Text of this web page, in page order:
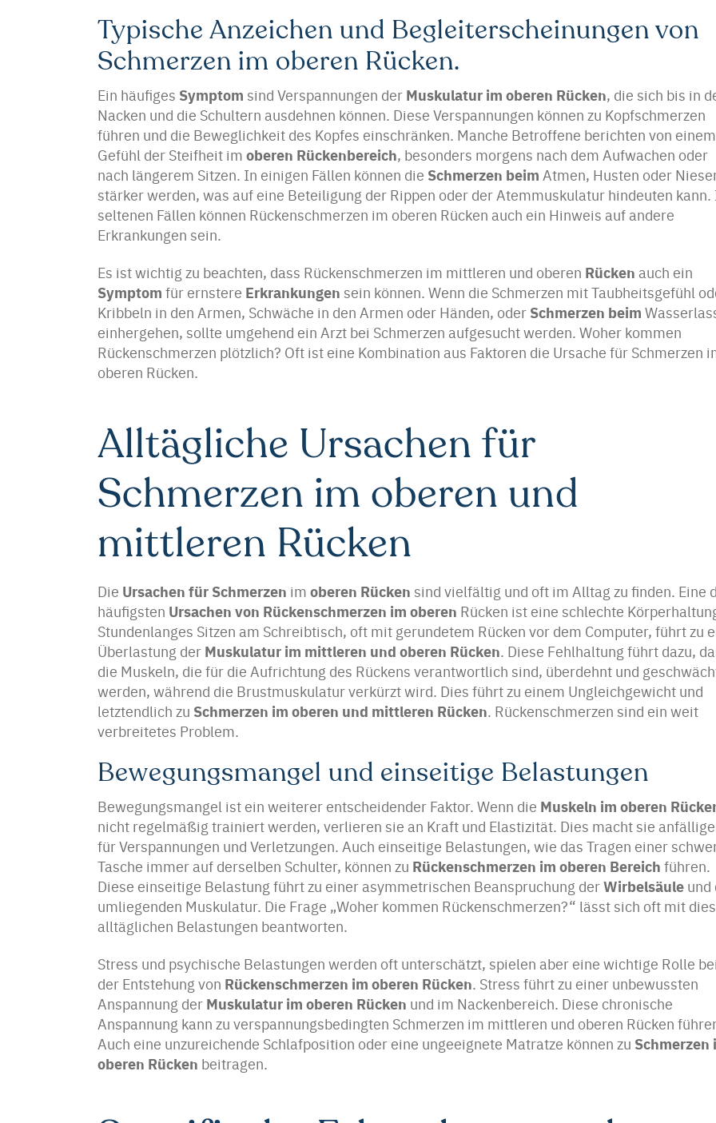
Typische Anzeichen und Begleiterscheinungen von
Schmerzen im oberen Rücken.
Ein häufiges Symptom sind Verspannungen der Muskulatur im oberen Rücken, die sich bis in
Nacken und die Schultern ausdehnen können. Diese Verspannungen können zu Kopfschmerzen
führen und die Beweglichkeit des Kopfes einschränken. Manche Betroffene berichten von einem
Gefühl der Steifheit im oberen Rückenbereich, besonders morgens nach dem Aufwachen oder
nach längerem Sitzen. In einigen Fällen können die Schmerzen beim Atmen, Husten oder
stärker werden, was auf eine Beteiligung der Rippen oder der Atemmuskulatur hindeuten kann.
seltenen Fällen können Rückenschmerzen im oberen Rücken auch ein Hinweis auf andere
Erkrankungen sein.
Es ist wichtig zu beachten, dass Rückenschmerzen im mittleren und oberen Rücken auch ein
Symptom für ernstere Erkrankungen sein können. Wenn die Schmerzen mit Taubheitsgefühl
Kribbeln in den Armen, Schwäche in den Armen oder Händen, oder Schmerzen beim
einhergehen, sollte umgehend ein Arzt bei Schmerzen aufgesucht werden. Woher kommen
Rückenschmerzen plötzlich? Oft ist eine Kombination aus Faktoren die Ursache für Schmerzen
oberen Rücken.
Alltägliche Ursachen für
Schmerzen im oberen und
mittleren Rücken
Die Ursachen für Schmerzen im oberen Rücken sind vielfältig und oft im Alltag zu finden. Eine
häufigsten Ursachen von Rückenschmerzen im oberen Rücken ist eine schlechte
Stundenlanges Sitzen am Schreibtisch, oft mit gerundetem Rücken vor dem Computer, führt zu
Überlastung der Muskulatur im mittleren und oberen Rücken. Diese Fehlhaltung führt dazu,
die Muskeln, die für die Aufrichtung des Rückens verantwortlich sind, überdehnt und
werden, während die Brustmuskulatur verkürzt wird. Dies führt zu einem Ungleichgewicht und
letztendlich zu Schmerzen im oberen und mittleren Rücken. Rückenschmerzen sind ein weit
verbreitetes Problem.
Bewegungsmangel und einseitige Belastungen
Bewegungsmangel ist ein weiterer entscheidender Faktor. Wenn die Muskeln im oberen
nicht regelmäßig trainiert werden, verlieren sie an Kraft und Elastizität. Dies macht sie
für Verspannungen und Verletzungen. Auch einseitige Belastungen, wie das Tragen einer
Tasche immer auf derselben Schulter, können zu Rückenschmerzen im oberen Bereich führen.
Diese einseitige Belastung führt zu einer asymmetrischen Beanspruchung derWirbelsäule und
umliegenden Muskulatur. Die Frage „Woher kommen Rückenschmerzen?“ lässt sich oft mit
alltäglichen Belastungen beantworten.
Stress und psychische Belastungen werden oft unterschätzt, spielen aber eine wichtige Rolle bei
der Entstehung von Rückenschmerzen im oberen Rücken. Stress führt zu einer unbewussten
Anspannung der Muskulatur im oberen Rücken und im Nackenbereich. Diese chronische
Anspannung kann zu verspannungsbedingten Schmerzen im mittleren und oberen Rücken
Auch eine unzureichende Schlafposition oder eine ungeeignete Matratze können zu Schmerzen
oberen Rücken beitragen.